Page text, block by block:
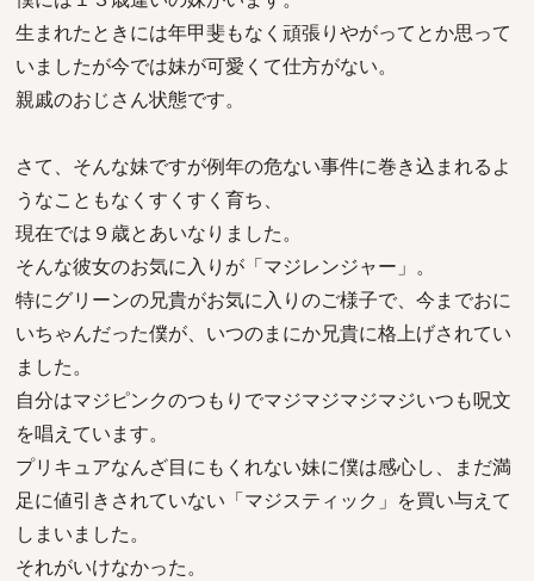
生まれたときには年甲斐もなく頑張りやがってとか思って
いましたが今では妹が可愛くて仕方がない。
親戚のおじさん状態です。
さて、そんな妹ですが例年の危ない事件に巻き込まれるよ
うなこともなくすくすく育ち、
現在では９歳とあいなりました。
そんな彼女のお気に入りが「マジレンジャー」。
特にグリーンの兄貴がお気に入りのご様子で、今までおに
いちゃんだった僕が、いつのまにか兄貴に格上げされてい
ました。
自分はマジピンクのつもりでマジマジマジマジいつも呪文
を唱えています。
プリキュアなんざ目にもくれない妹に僕は感心し、まだ満
足に値引きされていない「マジスティック」を買い与えて
しまいました。
それがいけなかった。